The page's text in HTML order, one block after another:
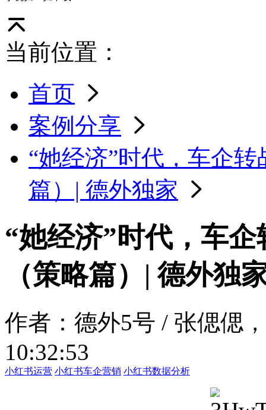
当前位置：
首页
案例分享
“她经济”时代，车企
篇）| 德外独家
“她经济”时代，车
（策略篇）| 德外独
作者：德外5号 / 张偲偲
10:32:53
小红书运营 小红书车企营销 小红书数据分析